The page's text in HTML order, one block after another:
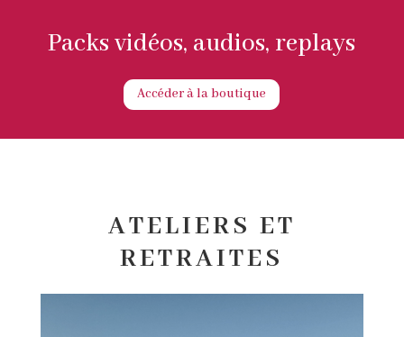
Packs vidéos, audios, replays
Accéder à la boutique
ATELIERS ET
RETRAITES